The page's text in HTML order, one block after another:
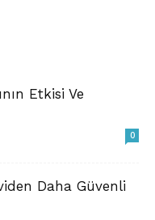
Etkisi Ve
0
Daha Güvenli